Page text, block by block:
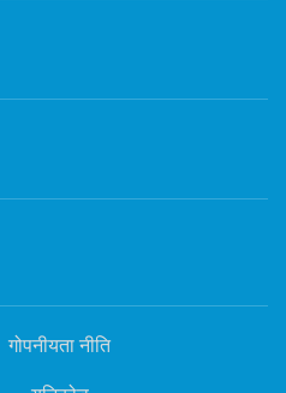
गोपनीयता नीति